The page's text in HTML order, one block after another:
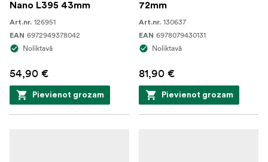
Nano L395 43mm
Art.nr. 126951
EAN 6972949378042
Noliktavā
54,90 €
Pievienot grozam
72mm
Art.nr. 130637
EAN 6978079430131
Noliktavā
81,90 €
Pievienot grozam